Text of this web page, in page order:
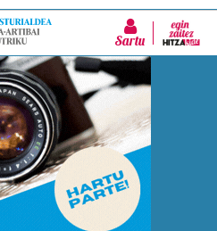
Sartu